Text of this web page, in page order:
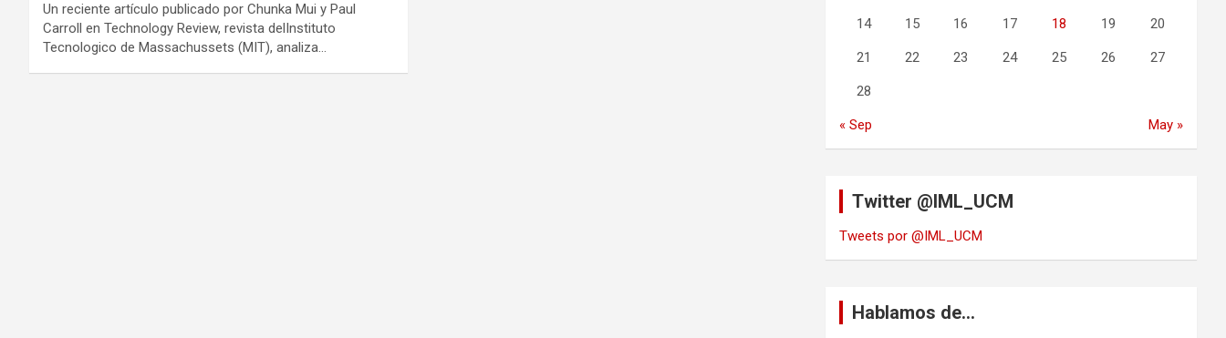
Un reciente artículo publicado por Chunka Mui y Paul
Carroll en Technology Review, revista delInstituto
Tecnologico de Massachussets (MIT), analiza…
14 15 16 17 18 19 20
21 22 23 24 25 26 27
28
« Sep May »
Twitter @IML_UCM
Tweets por @IML_UCM
Hablamos de…